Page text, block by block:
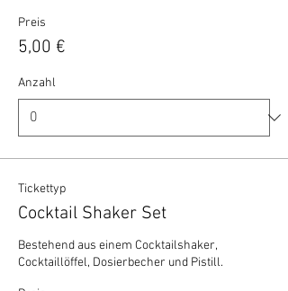
Preis
5,00 €
Anzahl
Tickettyp
Cocktail Shaker Set
Bestehend aus einem Cocktailshaker,
Cocktaillöffel, Dosierbecher und Pistill.